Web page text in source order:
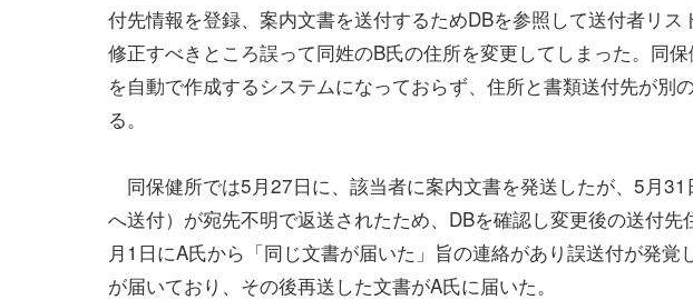
付先情報を登録、案内文書を送付するためDBを参照して送付者リ
修正すべきところ誤って同姓のB氏の住所を変更してしまった。同
を自動で作成するシステムになっておらず、住所と書類送付先が別
る。
同保健所では5月27日に、該当者に案内文書を発送したが、5月
へ送付）が宛先不明で返送されたため、DBを確認し変更後の送付
月1日にA氏から「同じ文書が届いた」旨の連絡があり誤送付が発
が届いており、その後再送した文書がA氏に届いた。